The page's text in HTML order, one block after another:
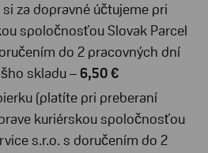
za dopravné účtujeme pri
spoločnosťou Slovak Parcel
do 2 pracovných dní
skladu – 6,50 €
(platíte pri preberaní
kuriérskou spoločnosťou
s.r.o. s doručením do 2